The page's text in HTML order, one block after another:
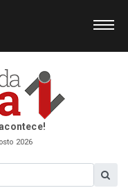
2026